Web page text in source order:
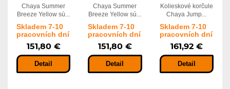
Chaya Summer
Breeze Yellow sú...
Skladem 7-10
pracovních dní
151,80 €
Detail
Chaya Summer
Breeze Yellow sú...
Skladem 7-10
pracovních dní
151,80 €
Detail
Kolieskové korčule
Chaya Jump...
Skladem 7-10
pracovních dní
161,92 €
Detail